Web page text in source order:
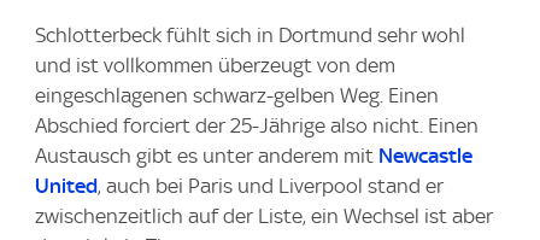
Schlotterbeck fühlt sich in Dortmund sehr wohl
und ist vollkommen überzeugt von dem
eingeschlagenen schwarz-gelben Weg. Einen
Abschied forciert der 25-Jährige also nicht. Einen
Austausch gibt es unter anderem mit Newcastle
United, auch bei Paris und Liverpool stand er
zwischenzeitlich auf der Liste, ein Wechsel ist aber